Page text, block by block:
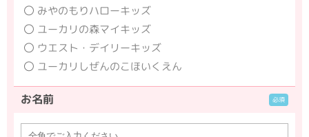
みやのもりハローキッズ
ユーカリの森マイキッズ
ウエスト・デイリーキッズ
ユーカリしぜんのこほいくえん
お名前